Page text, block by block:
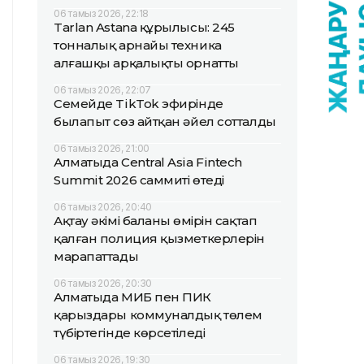
06 тамыз 2026, 22:18
Tarlan Astana құрылысы: 245
тонналық арнайы техника
алғашқы арқалықты орнатты
06 тамыз 2026, 22:07
Семейде TikTok эфирінде
былапыт сөз айтқан әйел сотталды
06 тамыз 2026, 21:00
Алматыда Central Asia Fintech
Summit 2026 саммиті өтеді
06 тамыз 2026, 20:40
Ақтау әкімі баланың өмірін сақтап
қалған полиция қызметкерлерін
марапаттады
06 тамыз 2026, 20:30
Алматыда МИБ пен ПИК
қарыздары коммуналдық төлем
түбіртегінде көрсетіледі
06 тамыз 2026, 19:30